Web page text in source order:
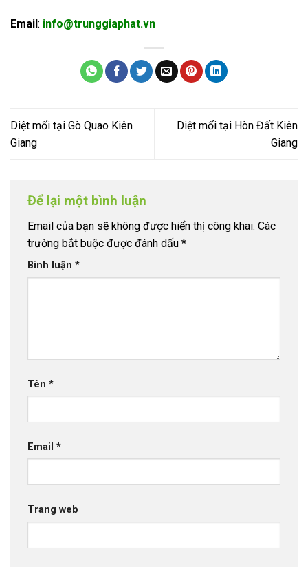
Email : info@trunggiaphat.vn
Diệt mối tại Gò Quao Kiên
Giang
Diệt mối tại Hòn Đất Kiên
Giang
Để lại một bình luận
Email của bạn sẽ không được hiển thị công khai. Các
trường bắt buộc được đánh dấu *
Bình luận *
Tên *
Email *
Trang web